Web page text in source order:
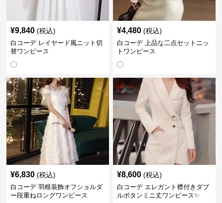
¥9,840 (税込)
白コーデ レイヤード風ニット切
替ワンピース
¥4,480 (税込)
白コーデ 上品な二点セットニッ
トワンピース
¥6,830 (税込)
白コーデ 羽根装飾オフショルダ
ー段重ねロングワンピース
¥8,600 (税込)
白コーデ エレガント襟付きダブ
ルボタンミニ丈ワンピース✨